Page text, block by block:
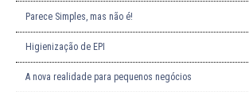
Parece Simples, mas não é!
Higienização de EPI
A nova realidade para pequenos negócios